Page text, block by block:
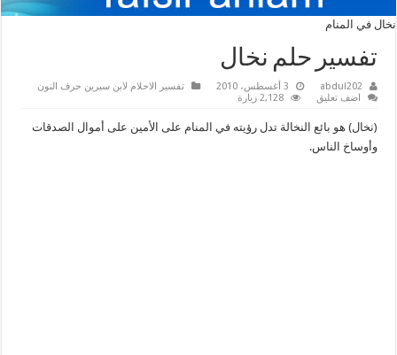
نخال في المنام
تفسير حلم نخال
abdul202 3 أغسطس، 2010
تفسير الاحلام لابن سيرين حرف النون
اضف تعليق
2,128 زيارة
(نخال) هو بائع النخالة تدل رؤيته في المنام على الأمين على أموال الصدقات
وأوساخ الناس.